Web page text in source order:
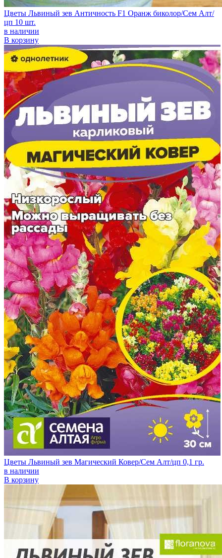
Цветы Львиный зев Античность F1 Оранж биколор/Сем Алт/
цп 10 шт.
в наличии
В корзину
Цветы Львиный зев Магический Ковер/Сем Алт/цп 0,1 гр.
в наличии
В корзину